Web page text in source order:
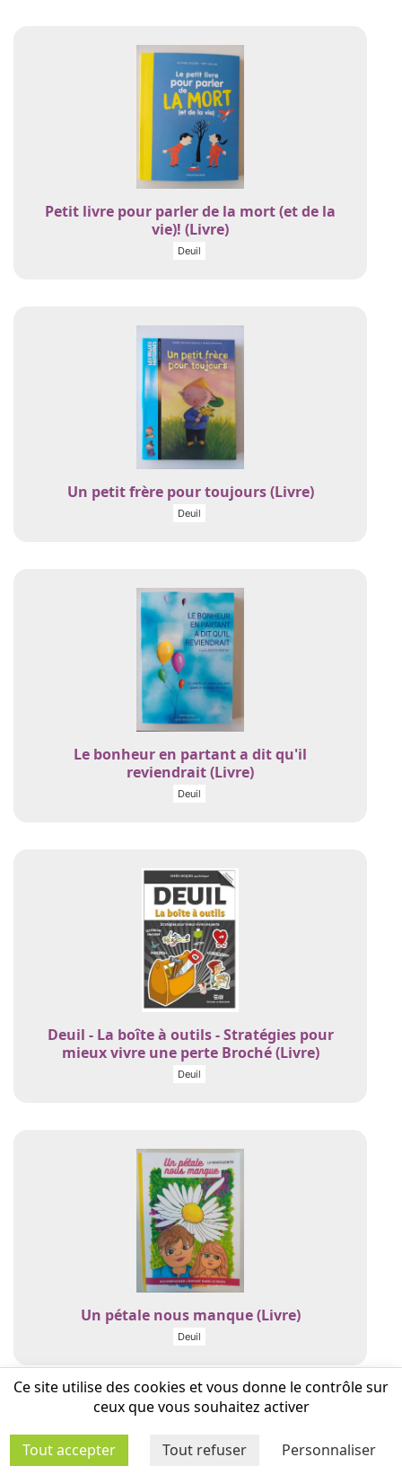
Petit livre pour parler de la mort (et de la
vie)! (Livre)
Deuil
Un petit frère pour toujours (Livre)
Deuil
Le bonheur en partant a dit qu'il
reviendrait (Livre)
Deuil
Deuil - La boîte à outils - Stratégies pour
mieux vivre une perte Broché (Livre)
Deuil
Un pétale nous manque (Livre)
Deuil
Egaloisirs — Filles et garçons sur le chemin
de l'égalité (Documentation)
Citoyenneté - Laïcité valeurs de la république
Ce site utilise des cookies et vous donne le contrôle sur
ceux que vous souhaitez activer
Tout accepter Tout refuser Personnaliser